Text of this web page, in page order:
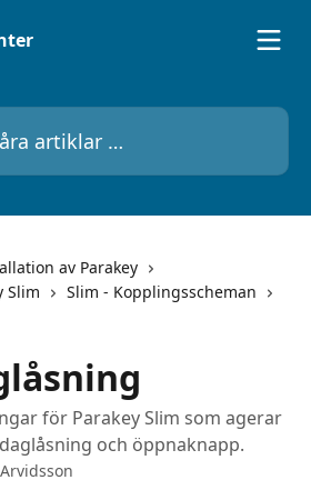
…
av Parakey
Slim
Slim - Kopplingsscheman
för Parakey Slim som agerar
och öppnaknapp.